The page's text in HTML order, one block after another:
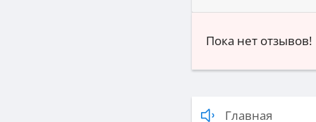
Пока нет отзывов!
Главная